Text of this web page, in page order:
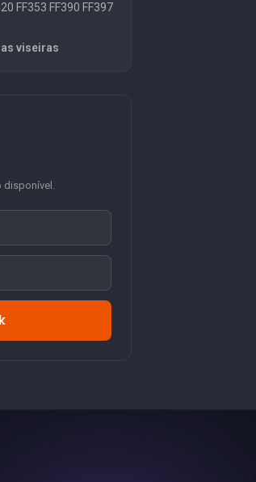
FF353 FF390 FF397
viseiras
disponível.